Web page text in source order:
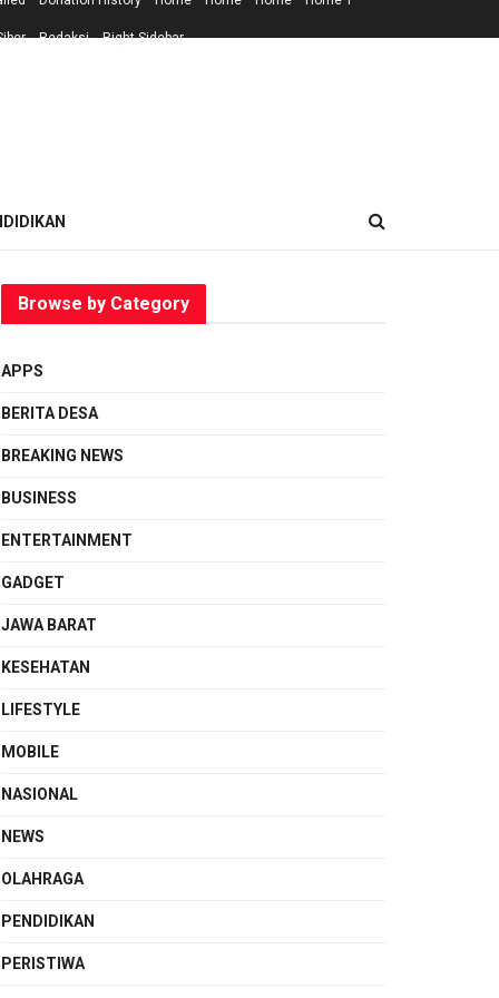
Redaksi Right Sidebar
Browse by Category
APPS
BERITA DESA
BREAKING NEWS
BUSINESS
ENTERTAINMENT
GADGET
JAWA BARAT
KESEHATAN
LIFESTYLE
MOBILE
NASIONAL
NEWS
OLAHRAGA
PENDIDIKAN
PERISTIWA